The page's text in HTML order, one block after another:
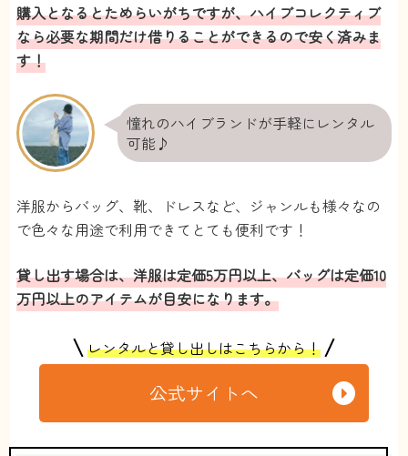
購入となるとためらいがちですが、ハイブコレクティブ
なら必要な期間だけ借りることができるので安く済みま
す！
憧れのハイブランドが手軽にレンタル
可能♪
洋服からバッグ、靴、ドレスなど、ジャンルも様々なの
で色々な用途で利用できてとても便利です！
貸し出す場合は、洋服は定価5万円以上、バッグは定価10
万円以上のアイテムが目安になります。
レンタルと貸し出しはこちらから！
公式サイトへ